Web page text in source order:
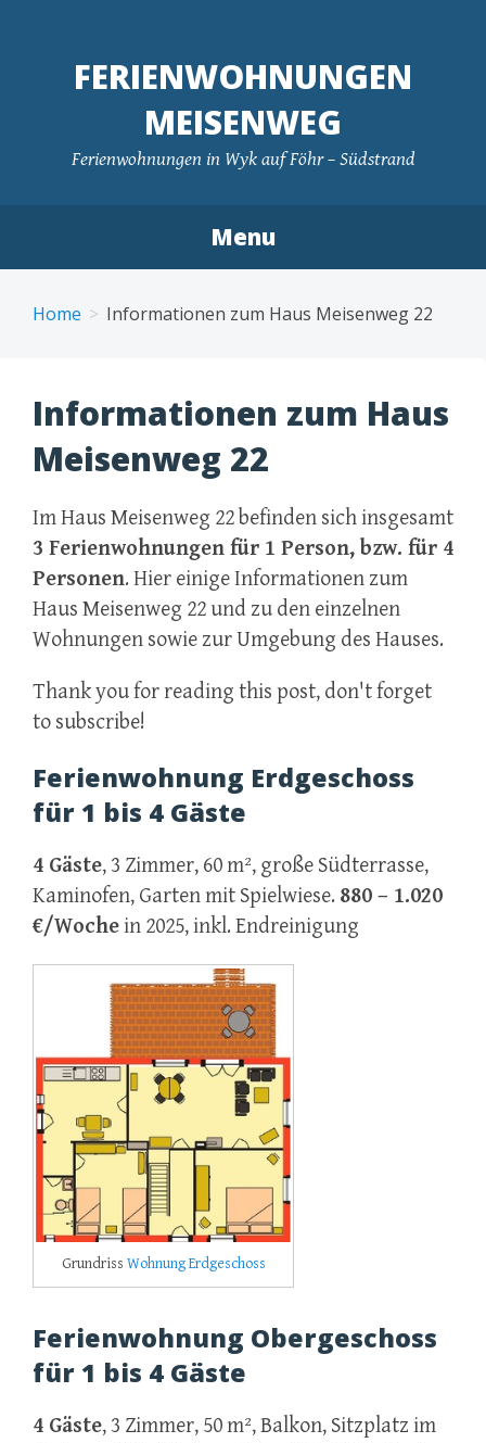
FERIENWOHNUNGEN
MEISENWEG
Ferienwohnungen in Wyk auf Föhr – Südstrand
Menu
content
Home Informationen zum Haus Meisenweg 22
Informationen zum Haus
Meisenweg 22
Im Haus Meisenweg 22 befinden sich insgesamt
3 Ferienwohnungen für 1 Person, bzw. für 4
Personen. Hier einige Informationen zum
Haus Meisenweg 22 und zu den einzelnen
Wohnungen sowie zur Umgebung des Hauses.
Thank you for reading this post, don't forget
to subscribe!
Ferienwohnung Erdgeschoss
für 1 bis 4 Gäste
4 Gäste, 3 Zimmer, 60 m², große Südterrasse,
Kaminofen, Garten mit Spielwiese. 880 – 1.020
€/Wochein 2025, inkl. Endreinigung
Grundriss Wohnung Erdgeschoss
Ferienwohnung Obergeschoss
für 1 bis 4 Gäste
4 Gäste, 3 Zimmer, 50 m², Balkon, Sitzplatz im